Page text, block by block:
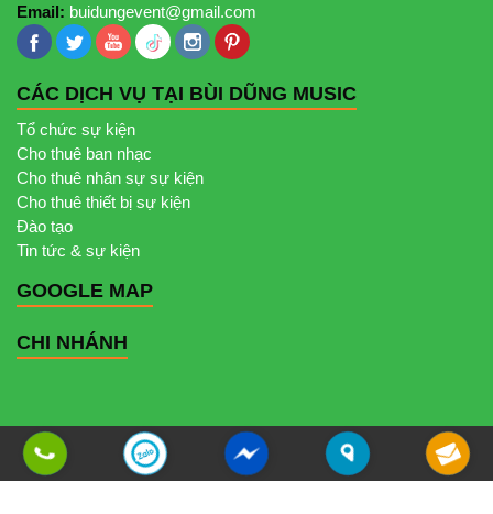
Email: buidungevent@gmail.com
CÁC DỊCH VỤ TẠI BÙI DŨNG MUSIC
Tổ chức sự kiện
Cho thuê ban nhạc
Cho thuê nhân sự sự kiện
Cho thuê thiết bị sự kiện
Đào tạo
Tin tức & sự kiện
GOOGLE MAP
CHI NHÁNH